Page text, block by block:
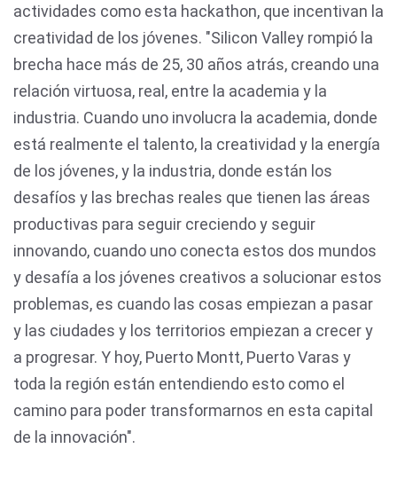
actividades como esta hackathon, que incentivan la
creatividad de los jóvenes. "Silicon Valley rompió la
brecha hace más de 25, 30 años atrás, creando una
relación virtuosa, real, entre la academia y la
industria. Cuando uno involucra la academia, donde
está realmente el talento, la creatividad y la energía
de los jóvenes, y la industria, donde están los
desafíos y las brechas reales que tienen las áreas
productivas para seguir creciendo y seguir
innovando, cuando uno conecta estos dos mundos
y desafía a los jóvenes creativos a solucionar estos
problemas, es cuando las cosas empiezan a pasar
y las ciudades y los territorios empiezan a crecer y
a progresar. Y hoy, Puerto Montt, Puerto Varas y
toda la región están entendiendo esto como el
camino para poder transformarnos en esta capital
de la innovación".